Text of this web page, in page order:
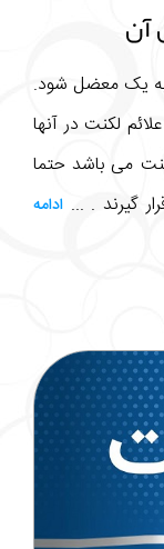
آن
به یک معضل شود.
لکنت در آنها
می باشد حتما
گیرند . ... ادامه